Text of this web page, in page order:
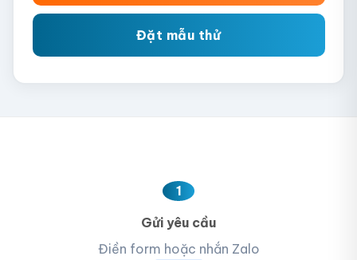
Đặt mẫu thử
1
Gửi yêu cầu
Điền form hoặc nhắn Zalo